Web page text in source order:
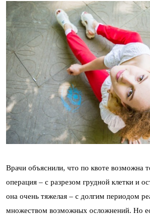
Врачи объяснили, что по квоте возможна
операция – с разрезом грудной клетки и
она очень тяжелая – с долгим периодом
множеством возможных осложнений. Но